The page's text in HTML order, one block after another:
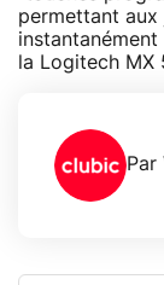
permettant aux
la Logitech MX
Par